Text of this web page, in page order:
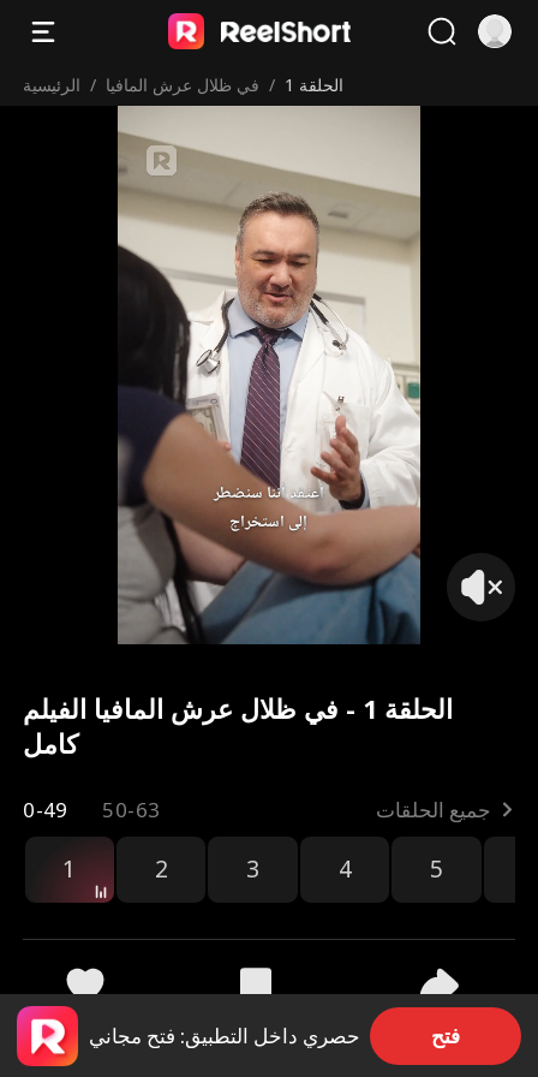
الرئيسية / في ظلال عرش المافيا / الحلقة 1
‫كل البويضات إذن
الحلقة 1 - في ظلال عرش المافيا الفيلم
كامل
0-49 50-63 جميع الحلقات
1 2 3 4 5
7.2k 54.7k مشاركة حصري داخل التطبيق: فتح مجاني فتح